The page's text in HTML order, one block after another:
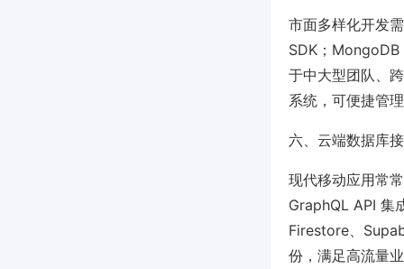
市面多样化开发
SDK；
于中大型团队、
系统，可便捷管
六、云端数据库
现代移动应用常
GraphQL API 集
Firestore、
份，满足高流量